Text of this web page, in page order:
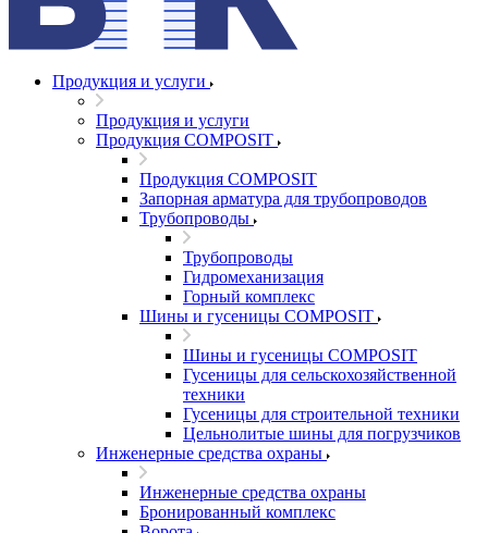
Продукция и услуги
Продукция и услуги
Продукция COMPOSIT
Продукция COMPOSIT
Запорная арматура для трубопроводов
Трубопроводы
Трубопроводы
Гидромеханизация
Горный комплекс
Шины и гусеницы COMPOSIT
Шины и гусеницы COMPOSIT
Гусеницы для сельскохозяйственной
техники
Гусеницы для строительной техники
Цельнолитые шины для погрузчиков
Инженерные средства охраны
Инженерные средства охраны
Бронированный комплекс